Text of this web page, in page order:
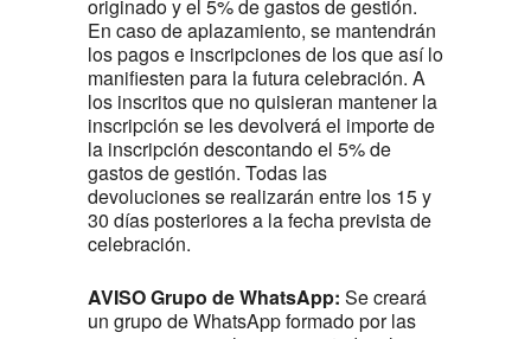
originado y el 5% de gastos de gestión.
En caso de aplazamiento, se mantendrán
los pagos e inscripciones de los que así lo
manifiesten para la futura celebración. A
los inscritos que no quisieran mantener la
inscripción se les devolverá el importe de
la inscripción descontando el 5% de
gastos de gestión. Todas las
devoluciones se realizarán entre los 15 y
30 días posteriores a la fecha prevista de
celebración.
AVISO Grupo de WhatsApp: Se creará
un grupo de WhatsApp formado por las